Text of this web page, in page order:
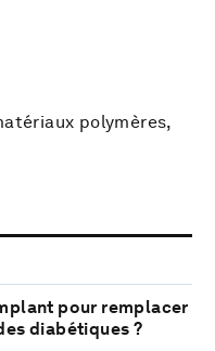
polymères,
pour remplacer
diabétiques ?